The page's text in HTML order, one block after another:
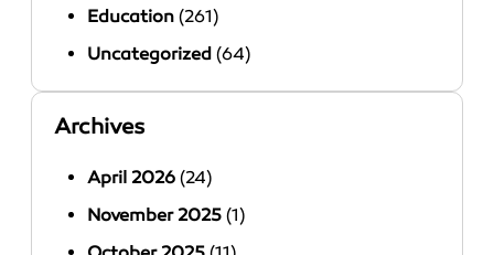
Education (261)
Uncategorized (64)
Archives
April 2026 (24)
November 2025 (1)